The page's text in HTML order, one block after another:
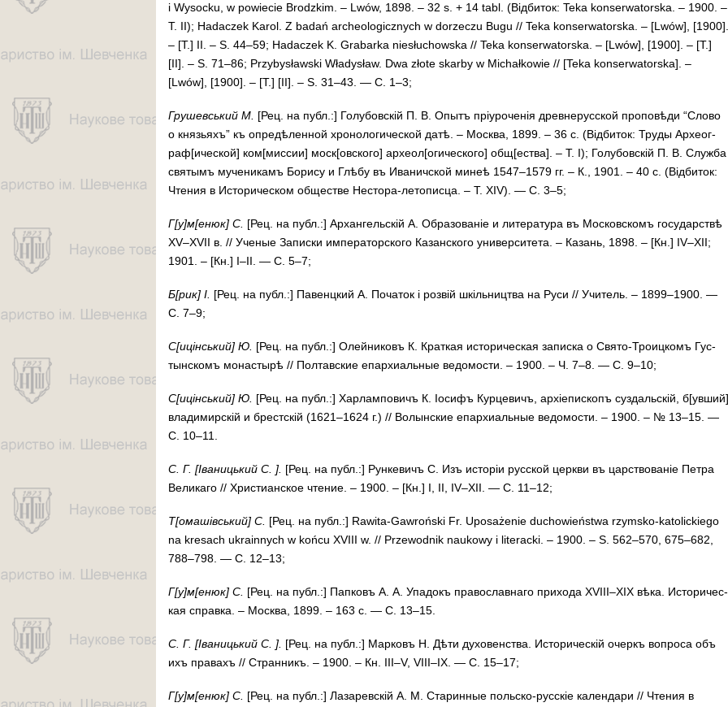
i Wy­­socku, w powiecie Brodzkim. – Lwów, 1898. – 32 s. + 14 tabl. (Відбиток: Te­ka kon­­serwa­tors­ka. – 1900. –
T. II); Ha­dac­zek Karol. Z ba­dań ar­cheo­lo­gicz­nych w do­rze­­­czu Bugu // Te­ka kon­serwa­tors­ka. – [Lwów], [1900].
– [T.] II. – S. 44–59; Ha­da­czek K. Gra­bar­ka niesłu­chows­ka // Te­ka kon­serwa­tors­ka. – [Lwów], [1900]. – [T.]
[II]. – S. 71–86; Przy­bys­ławski Władysław. Dwa złote skar­by w Michałkowie // [Te­­ka kon­serwa­tor­ska]. –
[Lwów], [1900]. – [T.] [II]. – S. 31–43. — С. 1–3;
Гру­шев­ський М. [Рец. на публ.:] Го­лу­бов­скій П. В. Опытъ прі­у­ро­че­нія древ­не­рус­ской про­по­вѣ­ди “Сло­во
о князь­яхъ” къ оп­ре­дѣ­лен­ной хро­но­ло­ги­чес­кой да­тѣ. – Мос­ква, 1899. – 36 с. (Відбиток: Тру­ды Ар­хе­ог­
раф[и­чес­­кой] ком[мис­сии] моск[ов­ско­го] ар­хе­ол[оги­че­ско­го] общ[ес­тва]. – Т. I); Го­лу­бов­скій П. В. Служба
святымъ муче­ни­камъ Бори­су и Глѣбу въ Иваничской минеѣ 1547–1579 гг. – К., 1901. – 40 с. (Відбиток:
Чте­ния в Историческом об­ще­стве Нестора-летописца. – T. XIV). — С. 3–5;
Г[у]м[енюк] С. [Рец. на публ.:] Ар­хан­гель­скій А. Об­ра­зо­ва­ніе и ли­те­ра­ту­ра въ Мос­ков­скомъ го­су­дар­ствѣ
XV–XVII в. // Уче­ные За­пис­ки им­пе­ра­тор­ско­го Ка­зан­ско­го уни­вер­си­те­та. – Ка­зань, 1898. – [Кн.] IV–XII;
1901. – [Кн.] I–II. — С. 5–7;
Б[рик] І. [Рец. на публ.:] Па­вен­цкий А. По­ча­ток і роз­вій шкіль­ниц­тва на Ру­си // Учи­тель. – 1899–1900. —
С. 7–9;
С[ицінський] Ю. [Рец. на публ.:] Олей­ни­ковъ К. Крат­кая ис­то­ри­чес­кая за­пис­ка о Свя­то-Тро­иц­комъ Гус­
тын­скомъ мо­нас­ты­рѣ // Пол­­тав­ские епархиальные ведомости. – 1900. – Ч. 7–8. — С. 9–10;
С[ицінський] Ю. [Рец. на публ.:] Хар­лам­по­вичъ К. Іо­сифъ Кур­це­вичъ, ар­хіе­пис­копъ суз­даль­скій, б[увший]
вла­ди­мир­скій и брес­тскій (1621–1624 г.) // Во­лын­ские епархиальные ве­до­мости. – 1900. – № 13–15. —
С. 10–11.
С. Г. [Іваницький С. ]. [Рец. на публ.:] Рун­ке­вичъ С. Изъ ис­то­ріи рус­ской цер­кви въ цар­ство­ва­ніе Пет­ра
Ве­ли­ка­го // Хрис­тианское чте­ние. – 1900. – [Кн.] I, II, IV–XII. — С. 11–12;
Т[ома­шів­ський] С. [Рец. на публ.:] Rawi­ta-Gawroński Fr. Upo­sażenie du­cho­wień­­stwa rzym­sko-ka­tol­ick­ie­go
na kre­sach ukrain­nych w koń­cu XVIII w. // Prze­wod­­nik nau­kowy i literacki. – 1900. – S. 562–570, 675–682,
788–798. — С. 12–13;
Г[у]м[енюк] С. [Рец. на публ.:] Пап­ковъ А. А. Упа­докъ пра­вос­лав­на­го при­­­хо­да XVIII–XIX вѣ­ка. Ис­то­ри­чес­
кая спра­в­­ка. – Мос­ква, 1899. – 163 с. — С. 13–15.
С. Г. [Іваницький С. ]. [Рец. на публ.:] Мар­ковъ Н. Дѣ­ти ду­хо­вен­ства. Ис­то­ри­чес­кій очеркъ воп­ро­са объ
ихъ пра­вахъ // Стран­никъ. – 1900. – Кн. III–V, VIII–IX. — С. 15–17;
Г[у]м[енюк] С. [Рец. на публ.:] Ла­за­рев­скій А. М. Ста­рин­ные поль­ско-рус­скіе ка­лен­да­ри // Чте­ния в